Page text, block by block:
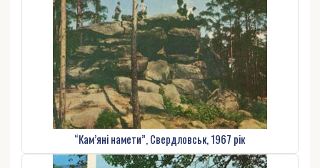
“Кам’яні намети”, Свердловськ, 1967 рік